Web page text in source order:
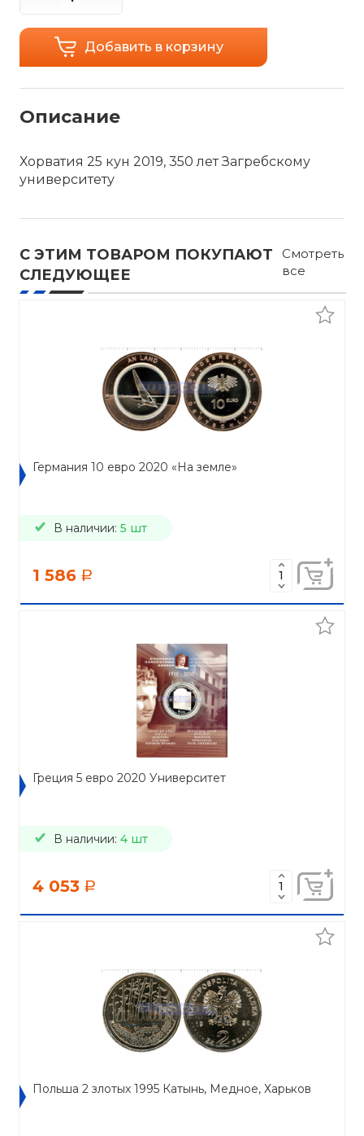
Добавить в корзину
Описание
Хорватия 25 кун 2019, 350 лет Загребскому
университету
С ЭТИМ ТОВАРОМ ПОКУПАЮТ
СЛЕДУЮЩЕЕ
Смотреть
все
Германия 10 евро 2020 «На земле»
В наличии: 5 шт
1 586 a
Греция 5 евро 2020 Университет
В наличии: 4 шт
4 053 a
Польша 2 злотых 1995 Катынь, Медное, Харьков